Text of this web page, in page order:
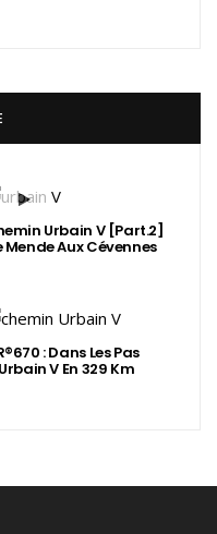
Urbain V [Part.2]
Mende Aux Cévennes
: Dans Les Pas
V En 329 Km